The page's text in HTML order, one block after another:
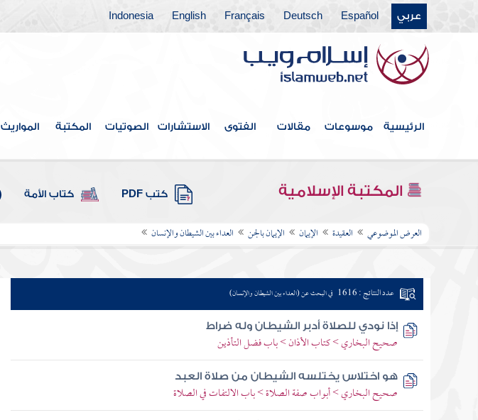
عربي Español
Deutsch
Français
English
Indonesia
الرئيسية موسوعات مقالات الفتوى الاستشارات الصوتيات المكتبة المواريث
المكتبة الإسلامية كتب PDF كتاب الأمة
العرض الموضوعي العقيدة الإيمان الإيمان بالجن العداء بين الشيطان والإنسان
عدد النتائج : 1616 في البحث عن (العداء بين الشيطان والإنسان)
إذا نودي للصلاة أدبر الشيطان وله ضراط
صحيح البخاري > كتاب الأذان > باب فضل التأذين
هو اختلاس يختلسه الشيطان من صلاة العبد
صحيح البخاري > أبواب صفة الصلاة > باب الالتفات في الصلاة